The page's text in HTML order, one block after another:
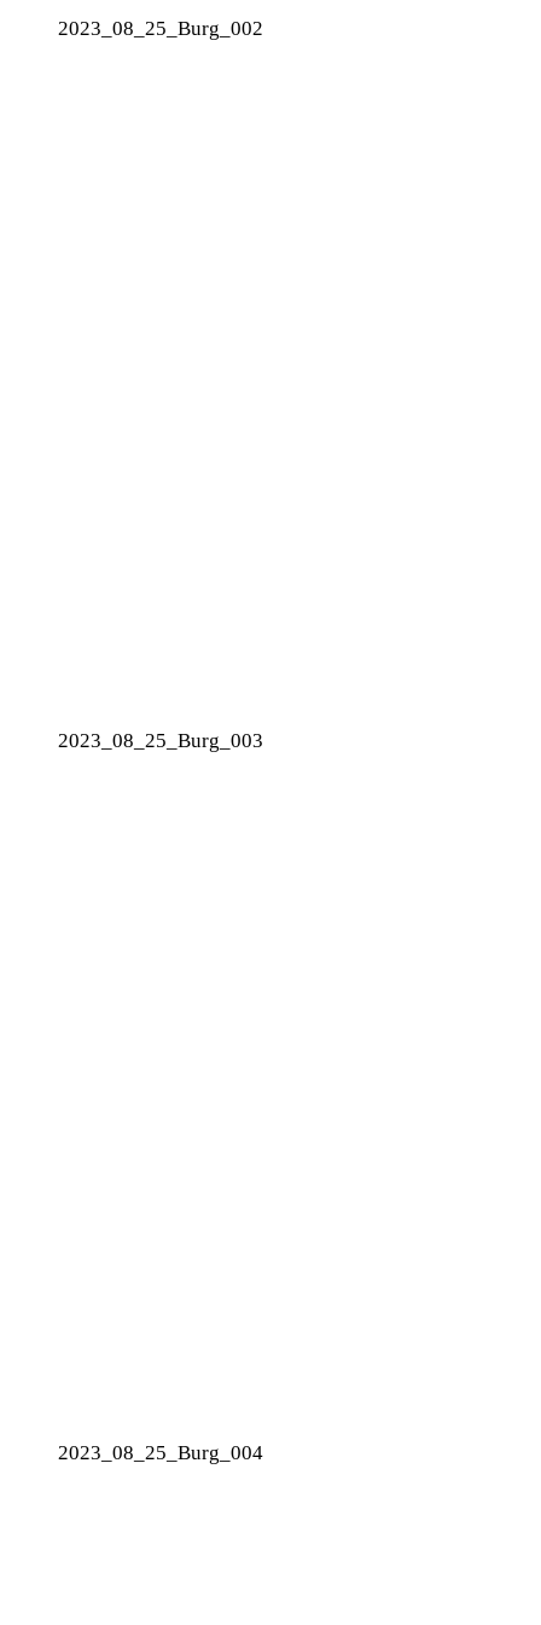
2023_08_25_Burg_002
2023_08_25_Burg_003
2023_08_25_Burg_004